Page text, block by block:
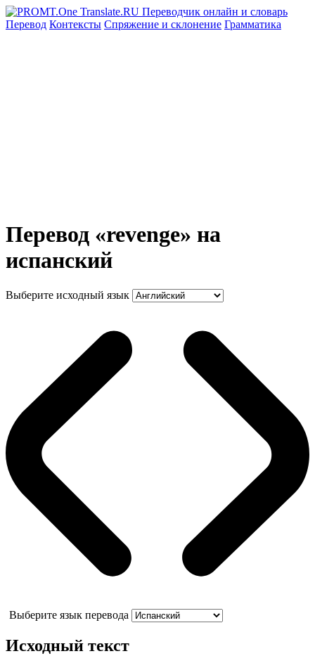
Перевод Контексты Спряжение и склонение Грамматика
Перевод «revenge» на
испанский
Выберите исходный язык
Выберите язык перевода
Исходный текст